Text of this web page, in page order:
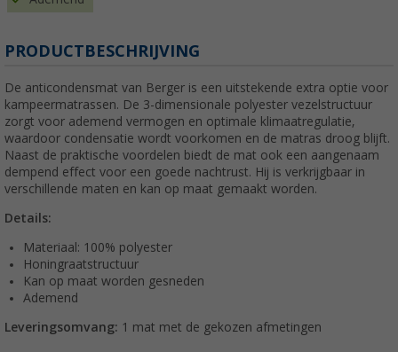
PRODUCTBESCHRIJVING
De anticondensmat van Berger is een uitstekende extra optie voor
kampeermatrassen. De 3-dimensionale polyester vezelstructuur
zorgt voor ademend vermogen en optimale klimaatregulatie,
waardoor condensatie wordt voorkomen en de matras droog blijft.
Naast de praktische voordelen biedt de mat ook een aangenaam
dempend effect voor een goede nachtrust. Hij is verkrijgbaar in
verschillende maten en kan op maat gemaakt worden.
Details:
Materiaal: 100% polyester
Honingraatstructuur
Kan op maat worden gesneden
Ademend
Leveringsomvang: 1 mat met de gekozen afmetingen